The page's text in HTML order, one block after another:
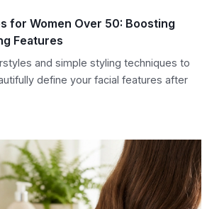
for Women Over 50: Boosting
Features
and simple styling techniques to
define your facial features after